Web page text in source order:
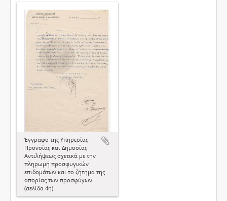
Έγγραφο της Υπηρεσίας
Προνοίας και Δημοσίας
Αντιλήψεως σχετικά με την
πληρωμή προσφυγικών
επιδομάτων και το ζήτημα της
απορίας των προσφύγων
(σελίδα 4η)